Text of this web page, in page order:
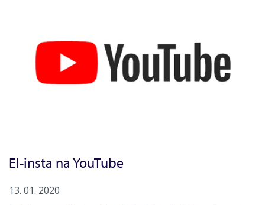
El-insta na YouTube
13. 01. 2020